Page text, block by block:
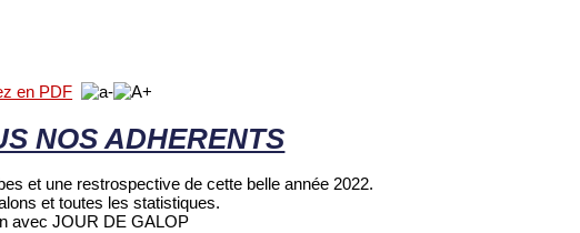
NOS ADHERENTS
et une restrospective de cette belle année 2022.
et toutes les statistiques.
avec JOUR DE GALOP